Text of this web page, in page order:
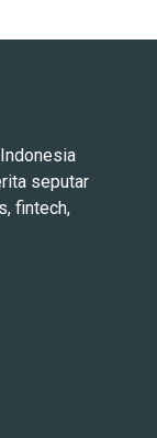
seputar
fintech,